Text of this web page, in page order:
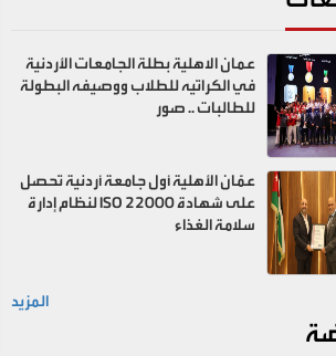
عمان الاهلية بطلة الجامعات الأردنية
في الكراتيه للطلاب ووصيفه البطولة
للطالبات .. صور
عمّان الأهلية أول جامعة أردنية تحصل
على شهادة ISO 22000 لنظام إدارة
سلامة الغذاء
المزيد